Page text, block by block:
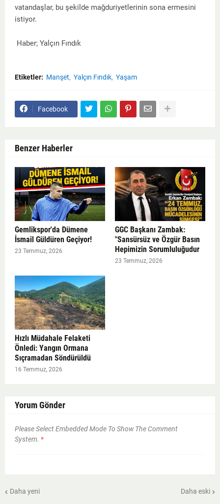
vatandaşlar, bu şekilde mağduriyetlerinin sona ermesini
istiyor.
Haber; Yalçın Fındık
Etiketler: Manşet Yalçın Fındık Yaşam
Facebook
Benzer Haberler
Gemlikspor'da Dümene
İsmail Güldüren Geçiyor!
23 Temmuz, 2026
GGC Başkanı Zambak:
"Sansürsüz ve Özgür Basın
Hepimizin Sorumluluğudur
23 Temmuz, 2026
Hızlı Müdahale Felaketi
Önledi: Yangın Ormana
Sıçramadan Söndürüldü
16 Temmuz, 2026
Yorum Gönder
Please Select Embedded Mode To Show The Comment
System. *
Daha yeni Daha eski